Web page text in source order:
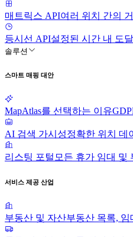
매트릭스 API여러 위치 간의
등시선 API설정된 시간 내 도
솔루션
스마트 매핑 대안
MapAtlas를 선택하는 이유
AI 검색 가시성정확한 위치 데
리스팅 포털 모든 휴가 임대 및
서비스 제공 산업
부동산 및 자산부동산 목록,